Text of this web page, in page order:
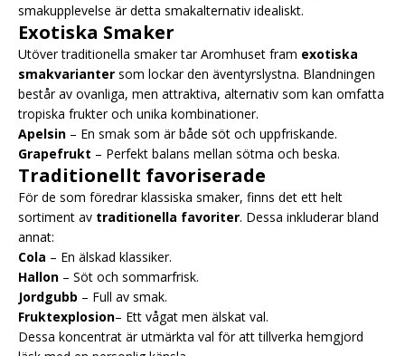
smakupplevelse är detta smakalternativ idealiskt.
Exotiska Smaker
Utöver traditionella smaker tar Aromhuset fram exotiska
smakvarianter som lockar den äventyrslystna. Blandningen
består av ovanliga, men attraktiva, alternativ som kan omfatta
tropiska frukter och unika kombinationer.
Apelsin – En smak som är både söt och uppfriskande.
Grapefrukt – Perfekt balans mellan sötma och beska.
Traditionellt favoriserade
För de som föredrar klassiska smaker, finns det ett helt
sortiment av traditionella favoriter. Dessa inkluderar bland
annat:
Cola – En älskad klassiker.
Hallon – Söt och sommarfrisk.
Jordgubb – Full av smak.
Fruktexplosion– Ett vågat men älskat val.
Dessa koncentrat är utmärkta val för att tillverka hemgjord